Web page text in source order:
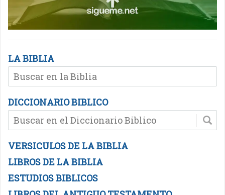
LA BIBLIA
DICCIONARIO BIBLICO
VERSICULOS DE LA BIBLIA
LIBROS DE LA BIBLIA
ESTUDIOS BIBLICOS